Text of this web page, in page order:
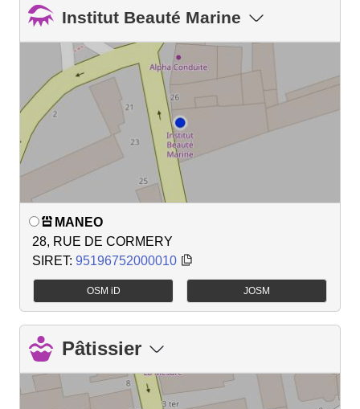
Institut Beauté Marine
MANEO
28, RUE DE CORMERY
SIRET: 95196752000010
OSM iD JOSM
Pâtissier